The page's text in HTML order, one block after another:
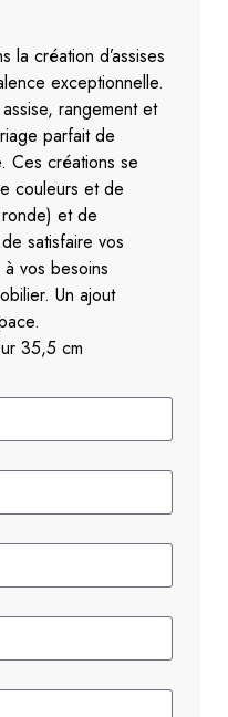
la création d’assises
exceptionnelle.
rangement et
parfait de
Ces créations se
couleurs et de
et de
satisfaire vos
vos besoins
Un ajout
35,5 cm